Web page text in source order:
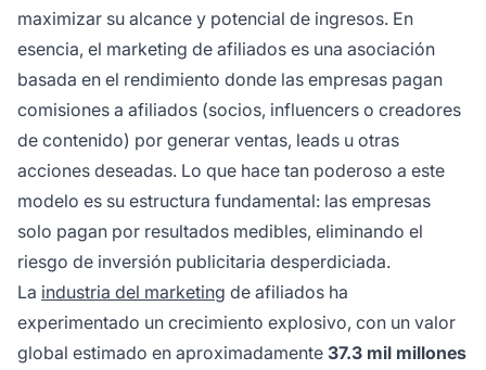
maximizar su alcance y potencial de ingresos. En
esencia, el marketing de afiliados es una asociación
basada en el rendimiento donde las empresas pagan
comisiones a afiliados (socios, influencers o creadores
de contenido) por generar ventas, leads u otras
acciones deseadas. Lo que hace tan poderoso a este
modelo es su estructura fundamental: las empresas
solo pagan por resultados medibles, eliminando el
riesgo de inversión publicitaria desperdiciada.
La industria del marketing de afiliados ha
experimentado un crecimiento explosivo, con un valor
global estimado en aproximadamente 37.3 mil millones